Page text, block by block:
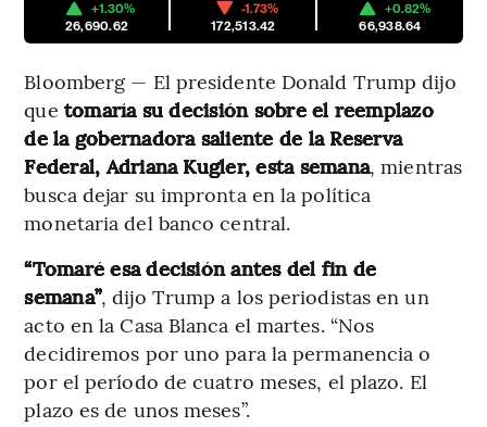
+1.30%
26,690.62
-1.73%
172,513.42
+0.82%
66,938.64
Bloomberg — El presidente Donald Trump dijo
que tomaría su decisión sobre el reemplazo
de la gobernadora saliente de la Reserva
Federal, Adriana Kugler, esta semana, mientras
busca dejar su impronta en la política
monetaria del banco central.
“Tomaré esa decisión antes del fin de
semana”, dijo Trump a los periodistas en un
acto en la Casa Blanca el martes. “Nos
decidiremos por uno para la permanencia o
por el período de cuatro meses, el plazo. El
plazo es de unos meses”.